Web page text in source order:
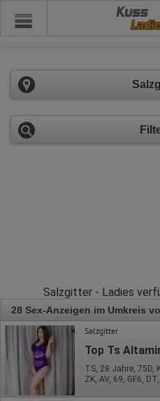
Kuss
Salzgitter - Ladies
28 Sex-Anzeigen im Umkreis
Salzgitter
Top Ts
ZK, AV, 69, GF6,